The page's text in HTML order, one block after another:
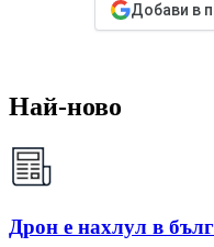
Добави в
Най-ново
Дрон е нахлул в